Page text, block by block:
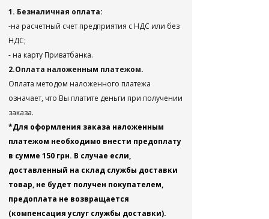
1. Безналичная оплата:
-на расчетный счет предприятия с НДС или без
НДС;
- на карту Приватбанка.
2.Оплата наложенным платежом.
Оплата методом наложенного платежа
означает, что Вы платите деньги при получении
заказа.
*Для оформления заказа наложенным
платежом необходимо внести предоплату
в сумме 150 грн. В случае если,
доставленный на склад службы доставки
товар, не будет получен покупателем,
предоплата не возвращается
(компенсация услуг службы доставки).